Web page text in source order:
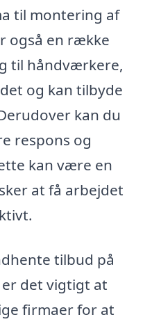
til montering af
også en række
til håndværkere,
og kan tilbyde
kan du
respons og
kan være en
at få arbejdet
tilbud på
det vigtigt at
firmaer for at